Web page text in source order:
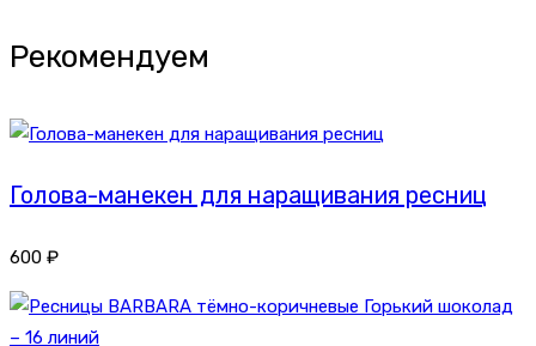
Рекомендуем
Голова-манекен для наращивания ресниц
600 ₽